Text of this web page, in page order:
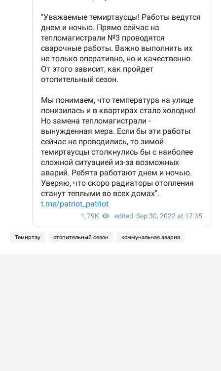
Темиртау отопительный сезон коммунальная авария